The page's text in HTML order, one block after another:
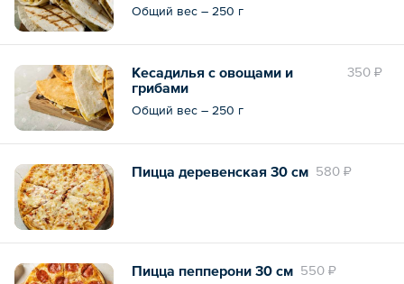
Общий вес – 250 г
350 ₽
Кесадилья с овощами и
грибами
Общий вес – 250 г
580 ₽
Пицца деревенская 30 см
550 ₽
Пицца пепперони 30 см